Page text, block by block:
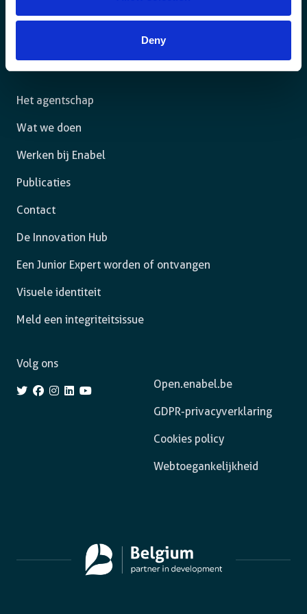
Deny
Voor een duurzame wereld waar mensen in een
rechtsstaat leven en de vrijheid hebben om zich ten
Het agentschap
Wat we doen
Werken bij Enabel
Publicaties
Contact
De Innovation Hub
Een Junior Expert worden of ontvangen
Visuele identiteit
Meld een integriteitsissue
Open.enabel.be
GDPR-privacyverklaring
Cookies policy
Webtoegankelijkheid
Volg ons